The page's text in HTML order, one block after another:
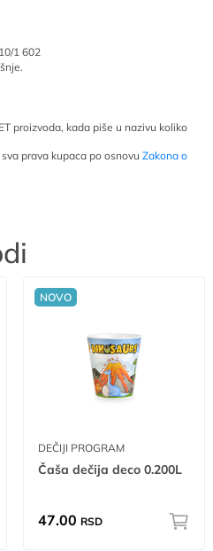
1 602
proizvoda, kada piše u nazivu koliko
prava kupaca po osnovu Zakona o
NOVO
DEČIJI PROGRAM
Čaša dečija deco 0.200L
47.00 RSD